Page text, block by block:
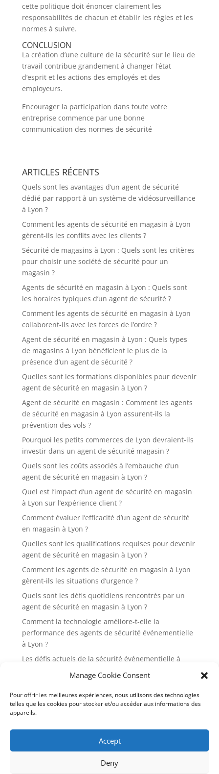
Manage Cookie Consent
Pour offrir les meilleures expériences, nous utilisons des technologies
telles que les cookies pour stocker et/ou accéder aux informations des
appareils.
Accept
Deny
cette politique doit énoncer clairement les
responsabilités de chacun et établir les règles et les
normes à suivre.
CONCLUSION
La création d’une culture de la sécurité sur le lieu de
travail contribue grandement à changer l’état
d’esprit et les actions des employés et des
employeurs.
Encourager la participation dans toute votre
entreprise commence par une bonne
communication des normes de sécurité
ARTICLES RÉCENTS
Quels sont les avantages d’un agent de sécurité
dédié par rapport à un système de vidéosurveillance
à Lyon ?
Comment les agents de sécurité en magasin à Lyon
gèrent-ils les conflits avec les clients ?
Sécurité de magasins à Lyon : Quels sont les critères
pour choisir une société de sécurité pour un
magasin ?
Agents de sécurité en magasin à Lyon : Quels sont
les horaires typiques d’un agent de sécurité ?
Comment les agents de sécurité en magasin à Lyon
collaborent-ils avec les forces de l’ordre ?
Agent de sécurité en magasin à Lyon : Quels types
de magasins à Lyon bénéficient le plus de la
présence d’un agent de sécurité ?
Quelles sont les formations disponibles pour devenir
agent de sécurité en magasin à Lyon ?
Agent de sécurité en magasin : Comment les agents
de sécurité en magasin à Lyon assurent-ils la
prévention des vols ?
Pourquoi les petits commerces de Lyon devraient-ils
investir dans un agent de sécurité magasin ?
Quels sont les coûts associés à l’embauche d’un
agent de sécurité en magasin à Lyon ?
Quel est l’impact d’un agent de sécurité en magasin
à Lyon sur l’expérience client ?
Comment évaluer l’efficacité d’un agent de sécurité
en magasin à Lyon ?
Quelles sont les qualifications requises pour devenir
agent de sécurité en magasin à Lyon ?
Comment les agents de sécurité en magasin à Lyon
gèrent-ils les situations d’urgence ?
Quels sont les défis quotidiens rencontrés par un
agent de sécurité en magasin à Lyon ?
Comment la technologie améliore-t-elle la
performance des agents de sécurité événementielle
à Lyon ?
Les défis actuels de la sécurité événementielle à
Lyon et comment les surmonter
sécurité événementielle pour les festivals à Lyon ?
Quelles sont les 7 réglementations en vigueur pour
Quels sont les rôles et responsabilités d’un agent de
sécurité événementiel à Lyon ?